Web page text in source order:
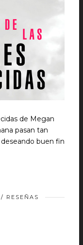
de Megan
pasan tan
buen fin
RESEÑAS